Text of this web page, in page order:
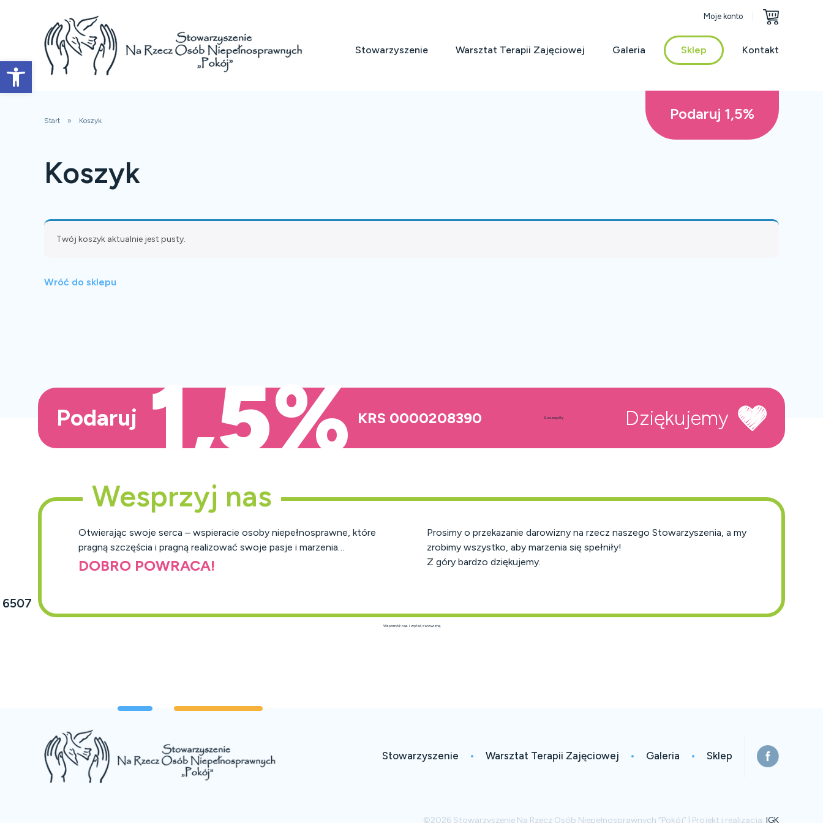
Open toolbar
Podaruj 1,5%
Stowarzyszenie Warsztat Terapii Zajęciowej Galeria Sklep Kontakt
Moje konto
Start Koszyk
Koszyk
Twój koszyk aktualnie jest pusty.
Wróć do sklepu
Podaruj 1,5% KRS 0000208390 Szczegóły Dziękujemy
Wesprzyj nas
Otwierając swoje serca – wspieracie osoby niepełnosprawne, które
pragną szczęścia i pragną realizować swoje pasje i marzenia…
DOBRO POWRACA!
Prosimy o przekazanie darowizny na rzecz naszego Stowarzyszenia, a my
zrobimy wszystko, aby marzenia się spełniły!
Z góry bardzo dziękujemy.
Wspomóż nas i wpłać darowiznę
Stowarzyszenie Warsztat Terapii Zajęciowej Galeria Sklep
©2026 Stowarzyszenie Na Rzecz Osób Niepełnosprawnych “Pokój” | Projekt i realizacja: IGK